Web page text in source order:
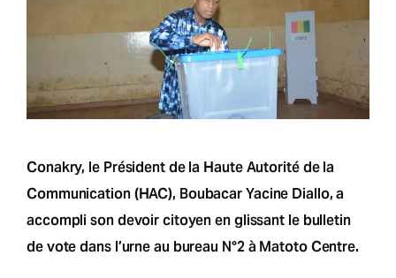
Conakry, le Président de la Haute Autorité de la
Communication (HAC), Boubacar Yacine Diallo, a
accompli son devoir citoyen en glissant le bulletin
de vote dans l’urne au bureau N°2 à Matoto Centre.